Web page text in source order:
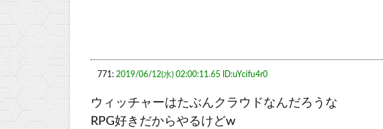
771: 2019/06/12(水) 02:00:11.65 ID:uYcifu4r0
ウィッチャーはたぶんクラウドなんだろうな
RPG好きだからやるけどw